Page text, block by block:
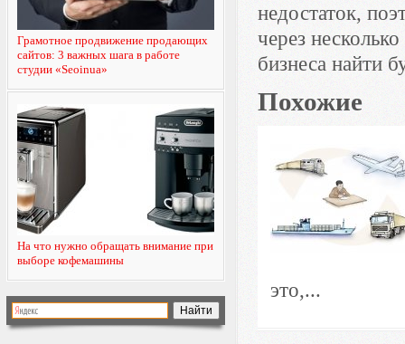
Грамотное продвижение продающих
сайтов: 3 важных шага в работе
студии «Seoinua»
На что нужно обращать внимание при
выборе кофемашины
недостаток,
через
бизнеса найти
Похожие
это,...